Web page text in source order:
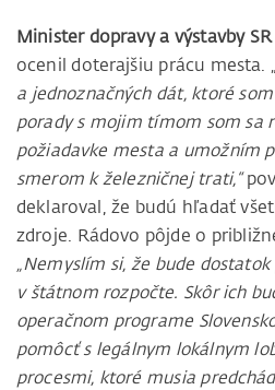
Minister dopravy a výstavby
ocenil doterajšiu prácu mesta. „
a jednoznačných dát, ktoré
porady s mojim tímom som sa
požiadavke mesta a umožním
smerom k železničnej trati,“
deklaroval, že budú hľadať
zdroje. Rádovo pôjde o
„Nemyslím si, že bude
v štátnom rozpočte. Skôr ich
operačnom programe
pomôcť s legálnym lokálnym
procesmi, ktoré musia